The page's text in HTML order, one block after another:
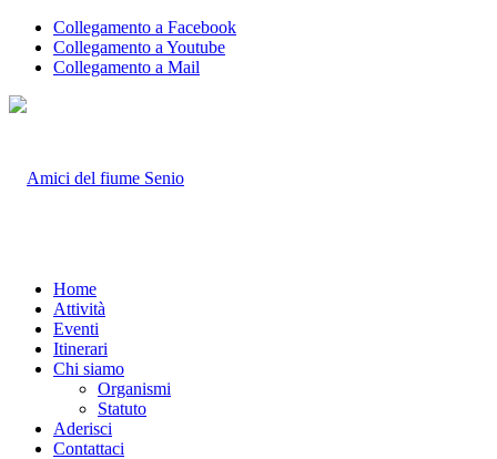
Collegamento a Facebook
Collegamento a Youtube
Collegamento a Mail
Home
Attività
Eventi
Itinerari
Chi siamo
Organismi
Statuto
Aderisci
Contattaci